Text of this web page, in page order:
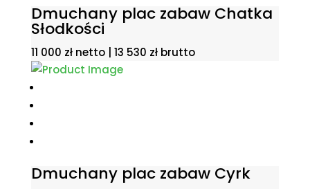
Dmuchany plac zabaw Chatka
Słodkości
11 000 zł netto | 13 530 złbrutto
Dmuchany plac zabaw Cyrk